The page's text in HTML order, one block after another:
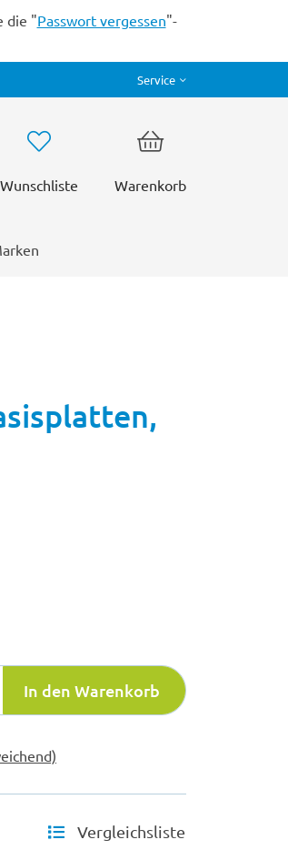
die "Passwort vergessen"-
Service
Wunschliste Warenkorb
In den Warenkorb
Vergleichsliste